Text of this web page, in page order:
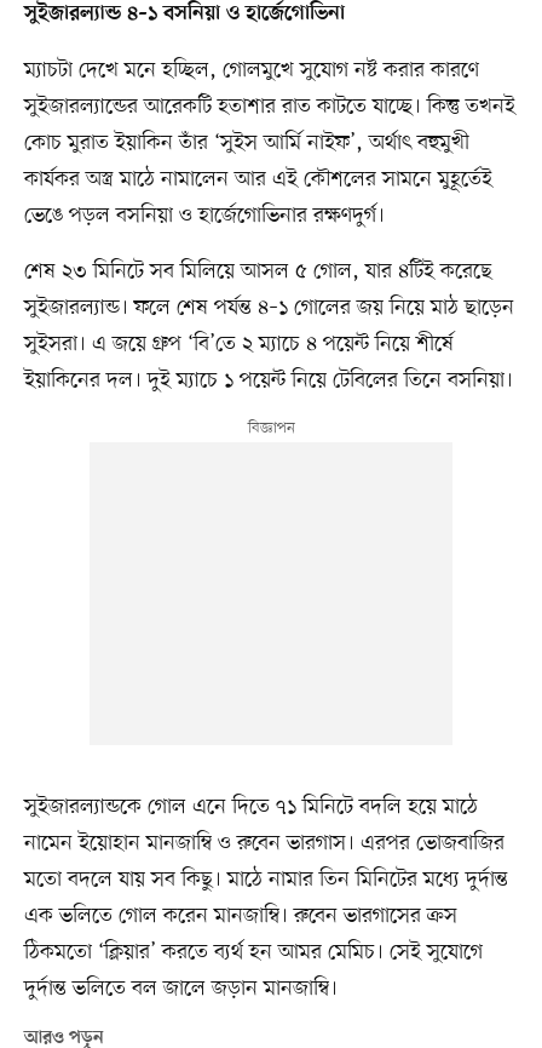
সুইজারল্যান্ড ৪–১ বসনিয়া ও হার্জেগোভিনা
ম্যাচটা দেখে মনে হচ্ছিল, গোলমুখে সুযোগ নষ্ট করার কারণে
সুইজারল্যান্ডের আরেকটি হতাশার রাত কাটতে যাচ্ছে। কিন্তু তখনই
কোচ মুরাত ইয়াকিন তাঁর ‘সুইস আর্মি নাইফ’, অর্থাৎ বহুমুখী
কার্যকর অস্ত্র মাঠে নামালেন আর এই কৌশলের সামনে মুহূর্তেই
ভেঙে পড়ল বসনিয়া ও হার্জেগোভিনার রক্ষণদুর্গ।
শেষ ২৩ মিনিটে সব মিলিয়ে আসল ৫ গোল, যার ৪টিই করেছে
সুইজারল্যান্ড। ফলে শেষ পর্যন্ত ৪–১ গোলের জয় নিয়ে মাঠ ছাড়েন
সুইসরা। এ জয়ে গ্রুপ ‘বি’তে ২ ম্যাচে ৪ পয়েন্ট নিয়ে শীর্ষে
ইয়াকিনের দল। দুই ম্যাচে ১ পয়েন্ট নিয়ে টেবিলের তিনে বসনিয়া।
সুইজারল্যান্ডকে গোল এনে দিতে ৭১ মিনিটে বদলি হয়ে মাঠে
নামেন ইয়োহান মানজাম্বি ও রুবেন ভারগাস। এরপর ভোজবাজির
মতো বদলে যায় সব কিছু। মাঠে নামার তিন মিনিটের মধ্যে দুর্দান্ত
এক ভলিতে গোল করেন মানজাম্বি। রুবেন ভারগাসের ক্রস
ঠিকমতো ‘ক্লিয়ার’ করতে ব্যর্থ হন আমর মেমিচ। সেই সুযোগে
দুর্দান্ত ভলিতে বল জালে জড়ান মানজাম্বি।
আরও পড়ুন